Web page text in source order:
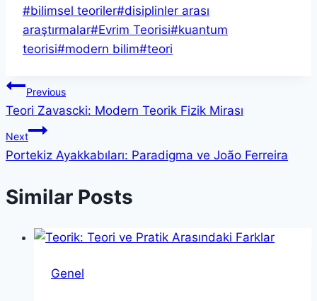
Post
Tags:
#bilimsel teoriler#disiplinler arası
araştırmalar#Evrim Teorisi#kuantum
teorisi#modern bilim#teori
Yazı
gezinmesi
Previous
Teori Zavascki: Modern Teorik Fizik Mirası
Next
Portekiz Ayakkabıları: Paradigma ve João Ferreira
Similar Posts
Genel